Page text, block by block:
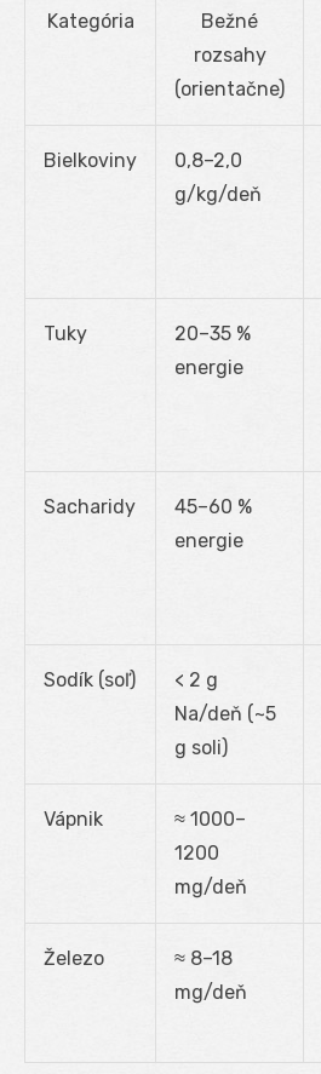
Kategória
Bežné
rozsahy
(orientačne)
Bielkoviny
0,8–2,0
g/kg/deň
Tuky
20–35 %
energie
Sacharidy
45–60 %
energie
Sodík (soľ)
< 2 g
Na/deň (~5
g soli)
Vápnik
≈ 1000–
1200
mg/deň
Železo
≈ 8–18
mg/deň